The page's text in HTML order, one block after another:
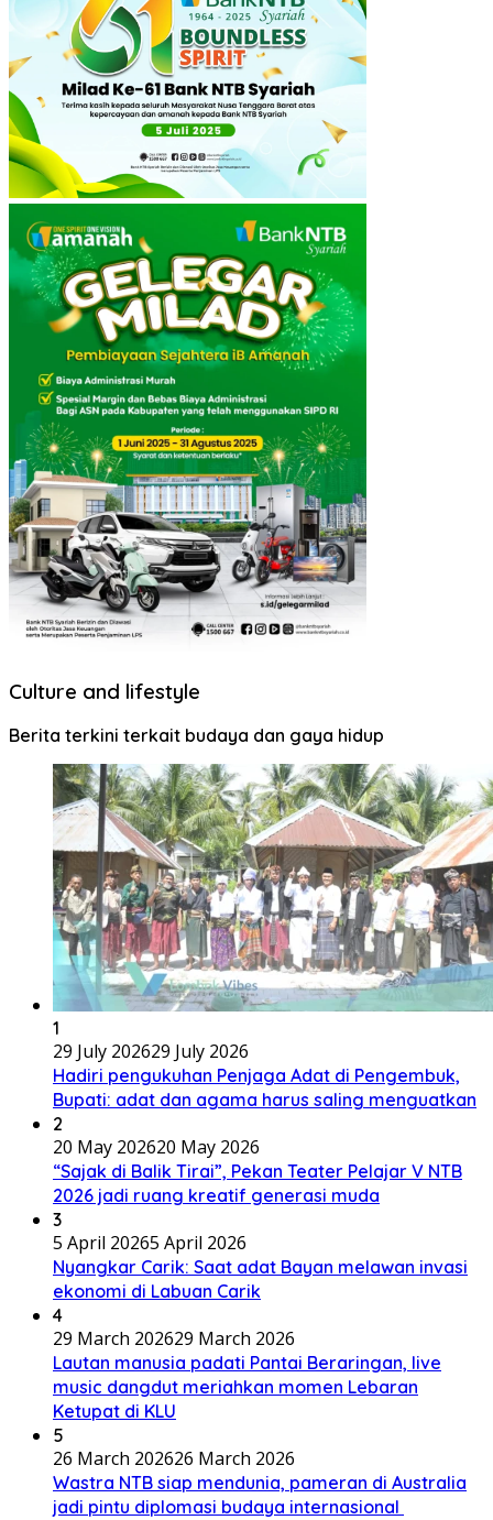
Culture and lifestyle
Berita terkini terkait budaya dan gaya hidup
1
29 July 202629 July 2026
Hadiri pengukuhan Penjaga Adat di Pengembuk,
Bupati: adat dan agama harus saling menguatkan
2
20 May 202620 May 2026
“Sajak di Balik Tirai”, Pekan Teater Pelajar V NTB
2026 jadi ruang kreatif generasi muda
3
5 April 20265 April 2026
Nyangkar Carik: Saat adat Bayan melawan invasi
ekonomi di Labuan Carik
4
29 March 202629 March 2026
Lautan manusia padati Pantai Beraringan, live
music dangdut meriahkan momen Lebaran
Ketupat di KLU
5
26 March 202626 March 2026
Wastra NTB siap mendunia, pameran di Australia
jadi pintu diplomasi budaya internasional